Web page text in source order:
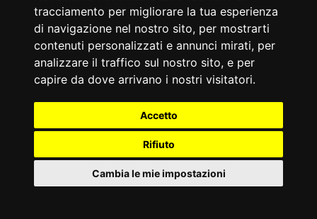
tracciamento per migliorare la tua esperienza
di navigazione nel nostro sito, per mostrarti
contenuti personalizzati e annunci mirati, per
analizzare il traffico sul nostro sito, e per
capire da dove arrivano i nostri visitatori.
Accetto
Rifiuto
Cambia le mie impostazioni
Partner
Tutti i
riservati
Part. IVA
Policy